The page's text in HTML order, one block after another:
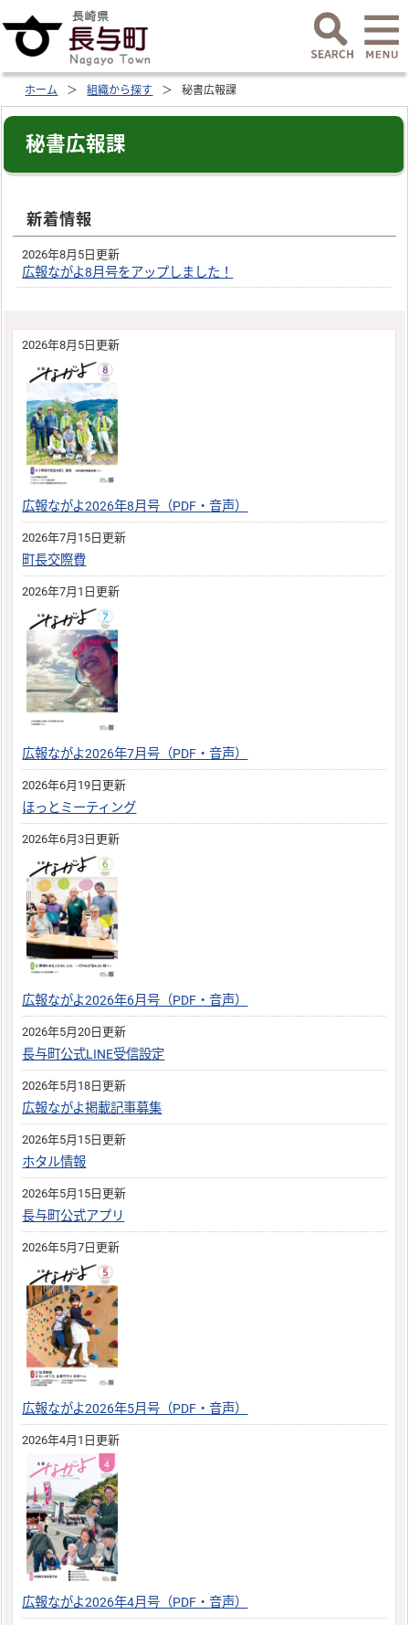
ホーム 組織から探す 秘書広報課
秘書広報課
新着情報
2026年8月5日更新
広報ながよ8月号をアップしました！
2026年8月5日更新
広報ながよ2026年8月号（PDF・音声）
2026年7月15日更新
町長交際費
2026年7月1日更新
広報ながよ2026年7月号（PDF・音声）
2026年6月19日更新
ほっとミーティング
2026年6月3日更新
広報ながよ2026年6月号（PDF・音声）
2026年5月20日更新
長与町公式LINE受信設定
2026年5月18日更新
広報ながよ掲載記事募集
2026年5月15日更新
ホタル情報
2026年5月15日更新
長与町公式アプリ
2026年5月7日更新
広報ながよ2026年5月号（PDF・音声）
2026年4月1日更新
広報ながよ2026年4月号（PDF・音声）